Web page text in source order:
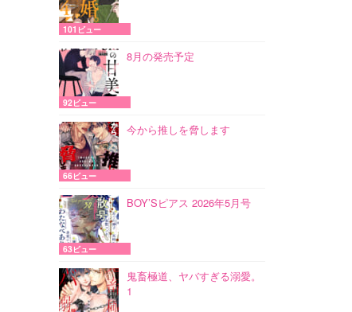
101ビュー
8月の発売予定
92ビュー
今から推しを脅します
66ビュー
BOY’Sピアス 2026年5月号
63ビュー
鬼畜極道、ヤバすぎる溺愛。
1